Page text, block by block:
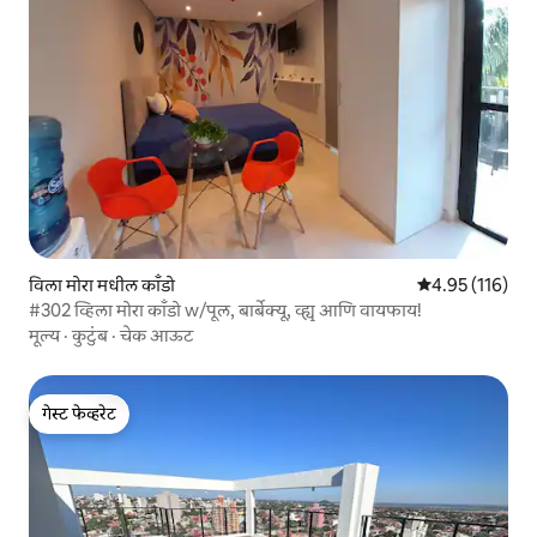
विला मोरा मधील काँडो 5 पैकी 4.95
4.95 (116)
#302 व्हिला मोरा काँडो w/पूल, बार्बेक्यू, व्ह्यू आणि वायफाय!
मूल्य·कुटुंब·चेक आऊट
गेस्ट फेव्हरेट
गेस्ट फेव्हरेट